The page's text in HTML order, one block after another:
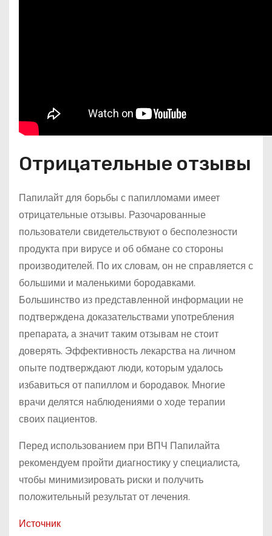
Отрицательные отзывы
Папилайт для борьбы с папилломами имеет
отрицательные отзывы. Разочарованные
пользователи свидетельствуют о бесполезности
продукта при вирусе и об обмане со стороны
производителей. По их словам, он не справляется с
большими и маленькими бородавками.
Большинство из представленной информации не
подтверждена доказательствами употребления
препарата, а значит таким отзывам не стоит
доверять. Эффективность лекарства на личном
опыте подтверждают люди, которым удалось
избавиться от папиллом и бородавок. Многие
врачи делятся наблюдениями о ходе терапии
своих пациентов.
Перед использованием при ВПЧ Папилайта
рекомендуем пройти диагностику у специалиста,
чтобы минимизировать риски и получить
положительный результат от лечения.
Источник